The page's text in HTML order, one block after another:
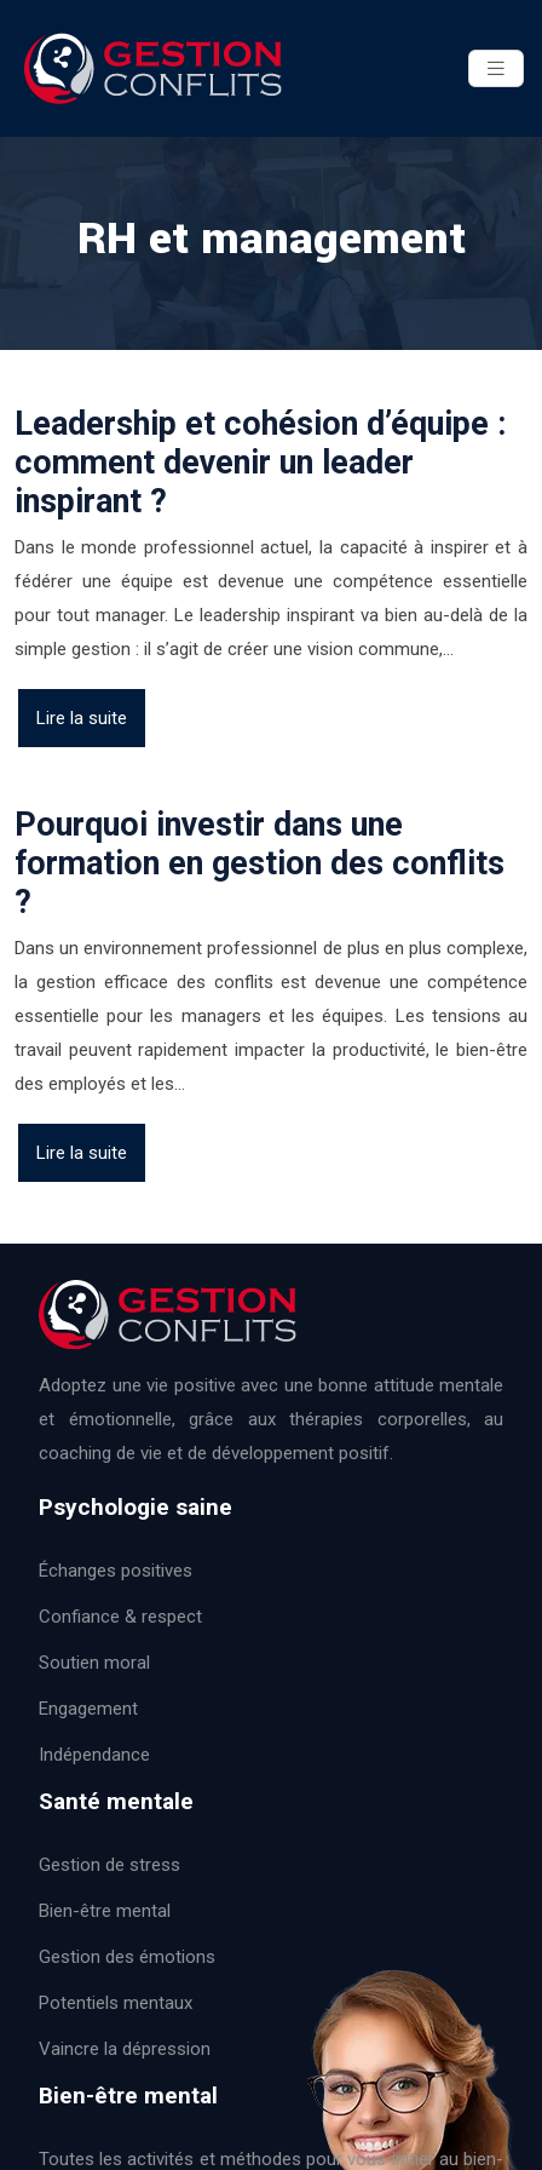
RH et management
Leadership et cohésion d’équipe :
comment devenir un leader
inspirant ?
Dans le monde professionnel actuel, la capacité à inspirer et à
fédérer une équipe est devenue une compétence essentielle
pour tout manager. Le leadership inspirant va bien au-delà de la
simple gestion : il s’agit de créer une vision commune,…
Lire la suite
Pourquoi investir dans une
formation en gestion des conflits
?
Dans un environnement professionnel de plus en plus complexe,
la gestion efficace des conflits est devenue une compétence
essentielle pour les managers et les équipes. Les tensions au
travail peuvent rapidement impacter la productivité, le bien-être
des employés et les…
Lire la suite
Adoptez une vie positive avec une bonne attitude mentale
et émotionnelle, grâce aux thérapies corporelles, au
coaching de vie et de développement positif.
Psychologie saine
Échanges positives
Confiance & respect
Soutien moral
Engagement
Indépendance
Santé mentale
Gestion de stress
Bien-être mental
Gestion des émotions
Potentiels mentaux
Vaincre la dépression
Bien-être mental
Toutes les activités et méthodes pour vous initier au bien-